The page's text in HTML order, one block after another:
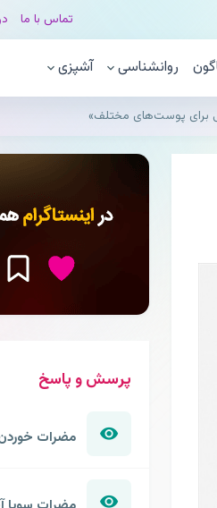
تماس با ما
روانشناسی آشپزی
برای پوست‌های مختلف»
پرسش و پاسخ
مضرات